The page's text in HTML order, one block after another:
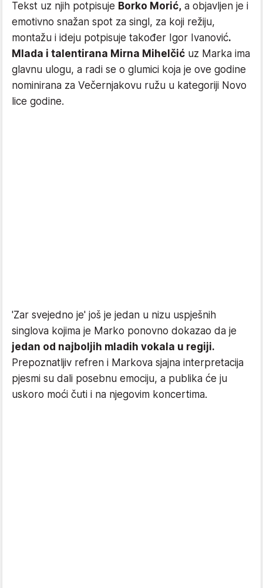
Tekst uz njih potpisuje Borko Morić, a objavljen je i
emotivno snažan spot za singl, za koji režiju,
montažu i ideju potpisuje također Igor Ivanović.
Mlada i talentirana Mirna Mihelčić uz Marka ima
glavnu ulogu, a radi se o glumici koja je ove godine
nominirana za Večernjakovu ružu u kategoriji Novo
lice godine.
'Zar svejedno je' još je jedan u nizu uspješnih
singlova kojima je Marko ponovno dokazao da je
jedan od najboljih mladih vokala u regiji.
Prepoznatljiv refren i Markova sjajna interpretacija
pjesmi su dali posebnu emociju, a publika će ju
uskoro moći čuti i na njegovim koncertima.